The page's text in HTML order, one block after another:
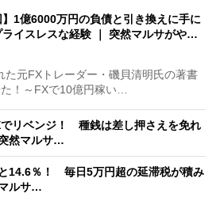
】1億6000万円の負債と引き換えに手に
ライスレスな経験 ｜ 突然マルサがや…
元FXトレーダー・磯貝清明氏の著書
！～FXで10億円稼い…
でリベンジ！ 種銭は差し押さえを免れ
然マルサ…
と14.6％！ 毎日5万円超の延滞税が積み
ルサ…